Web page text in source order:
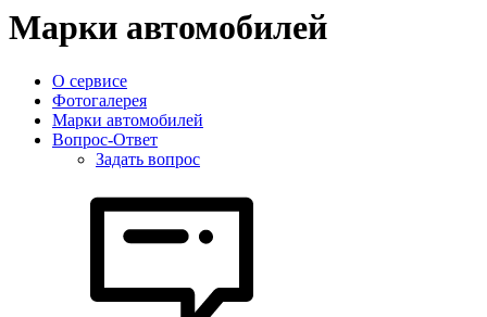
Марки автомобилей
О сервисе
Фотогалерея
Марки автомобилей
Вопрос-Ответ
Задать вопрос